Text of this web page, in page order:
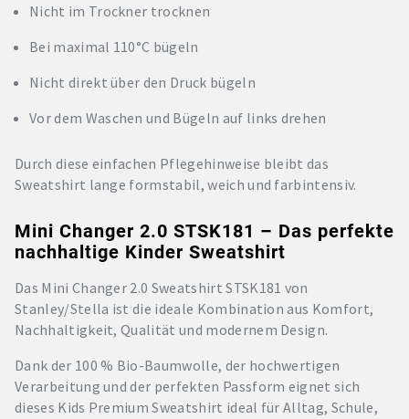
Nicht im Trockner trocknen
Bei maximal 110°C bügeln
Nicht direkt über den Druck bügeln
Vor dem Waschen und Bügeln auf links drehen
Durch diese einfachen Pflegehinweise bleibt das
Sweatshirt lange formstabil, weich und farbintensiv.
Mini Changer 2.0 STSK181 – Das perfekte
nachhaltige Kinder Sweatshirt
Das Mini Changer 2.0 Sweatshirt STSK181 von
Stanley/Stella ist die ideale Kombination aus Komfort,
Nachhaltigkeit, Qualität und modernem Design.
Dank der 100 % Bio-Baumwolle, der hochwertigen
Verarbeitung und der perfekten Passform eignet sich
dieses Kids Premium Sweatshirt ideal für Alltag, Schule,